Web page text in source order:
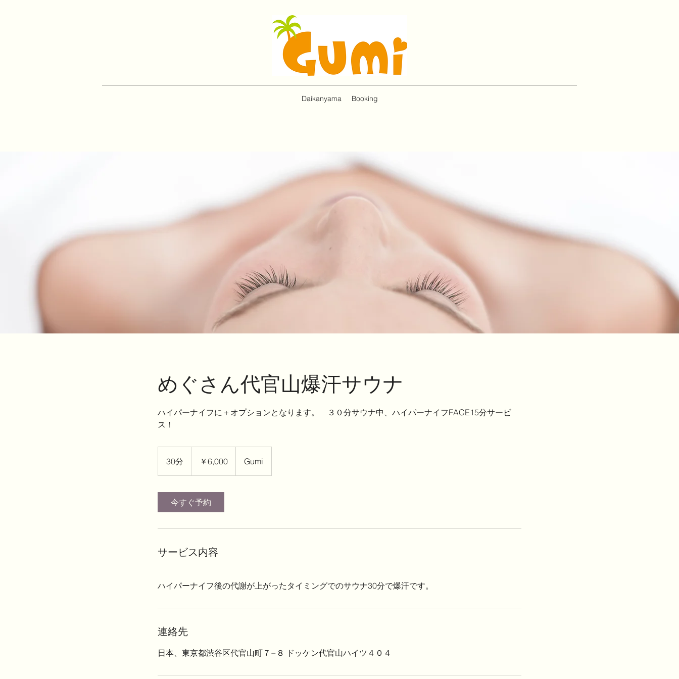
Daikanyama Booking
めぐさん代官山爆汗サウナ
ハイパーナイフに＋オプションとなります。 ３０分サウナ中、ハイパーナイフFACE15分サービ
ス！
30分
0
￥6,000 Gumi
今すぐ予約
サービス内容
ハイパーナイフ後の代謝が上がったタイミングでのサウナ30分で爆汗です。
連絡先
日本、東京都渋谷区代官山町７−８ ドッケン代官山ハイツ４０４